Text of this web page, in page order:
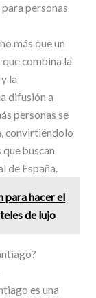
personas
más que un
combina la
la
difusión a
personas se
convirtiéndolo
buscan
de España.
para hacer el
de lujo
es una